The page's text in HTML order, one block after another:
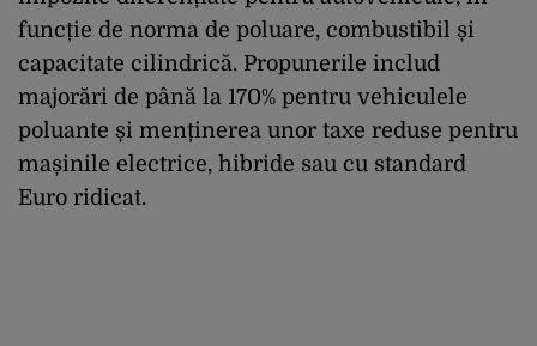
funcție de norma de poluare, combustibil și
capacitate cilindrică. Propunerile includ
majorări de până la 170% pentru vehiculele
poluante și menținerea unor taxe reduse pentru
mașinile electrice, hibride sau cu standard
Euro ridicat.